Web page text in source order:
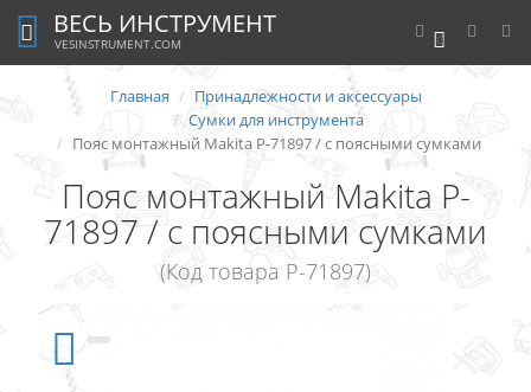
0
ВЕСЬ ИНСТРУМЕНТ
VESINSTRUMENT.COM
Главная
Принадлежности и аксессуары
Сумки для инструмента
Пояс монтажный Makita P-71897 / с поясными сумками
Пояс монтажный Makita P-
71897 / с поясными сумками
(Код товара P-71897)